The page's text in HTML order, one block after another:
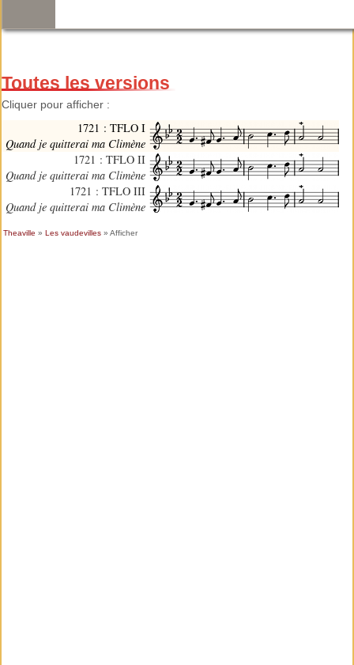
Toutes les versions
Cliquer pour afficher :
1721 : TFLO I
Quand je quitterai ma Climène
1721 : TFLO II
Quand je quitterai ma Climène
1721 : TFLO III
Quand je quitterai ma Climène
Theaville » Les vaudevilles» Afficher